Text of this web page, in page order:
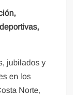
jubilados y
en los
Norte,